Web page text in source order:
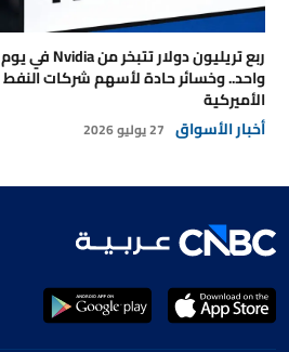
ربع تريليون دولار تتبخر من Nvidia في يوم
واحد.. وخسائر حادة لأسهم شركات النفط
الأميركية
أخبار الأسواق 27 يوليو 2026